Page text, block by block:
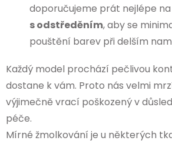
doporučujeme prát nejlépe na
s odstředěním, aby se
pouštění barev při delším
Každý model prochází pečlivou
dostane k vám. Proto nás velmi
výjimečně vrací poškozený v
péče.
Mírné žmolkování je u některých